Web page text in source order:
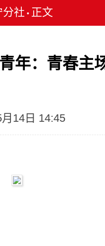
分社 • 正文
年：青春主
14日 14:45